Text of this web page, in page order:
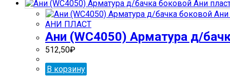
АНИ ПЛАСТ
Ани (WС4050) Арматура д/
512,50₽
В корзину